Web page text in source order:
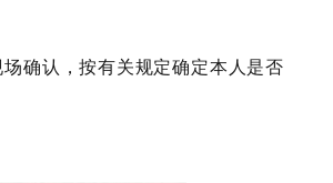
确认，按有关规定确定本人是否